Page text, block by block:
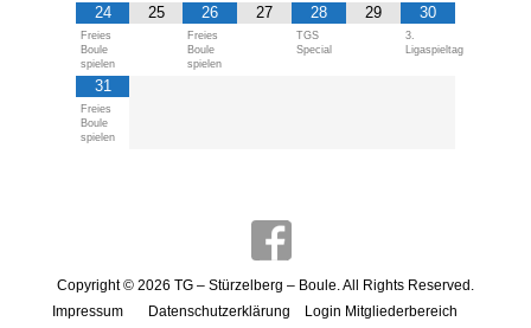
24
Freies
Boule
spielen
25 26
Freies
Boule
spielen
27 28
TGS
Special
29 30
3.
Ligaspieltag
31
Freies
Boule
spielen
Copyright © 2026 TG – Stürzelberg – Boule. All Rights Reserved.
Impressum
Datenschutzerklärung Login Mitgliederbereich